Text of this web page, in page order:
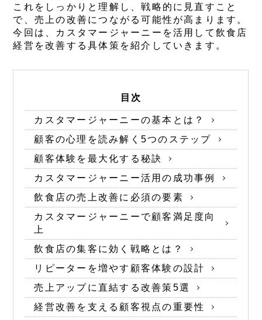
これをしっかりと理解し、戦略的に見直すこと
で、売上の改善につながる可能性が高まります。
今回は、カスタマージャーニーを活用して飲食店
経営を改善する具体策を紹介していきます。
目次
カスタマージャーニーの基本とは？
顧客の心理を読み解く5つのステップ
顧客体験を最大化する秘訣
カスタマージャーニー活用の成功事例
飲食店の売上改善に必須の要素
カスタマージャーニーで顧客満足度向
上
飲食店の集客に効く戦略とは？
リピーターを増やす顧客体験の設計
売上アップに直結する改善策5選
経営改善を支える顧客視点の重要性